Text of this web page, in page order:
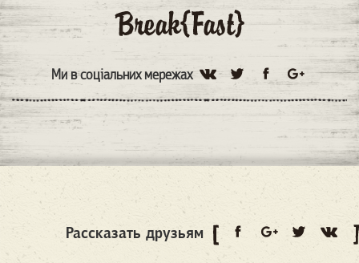
Ми в соціальних мережах
Рассказать друзьям